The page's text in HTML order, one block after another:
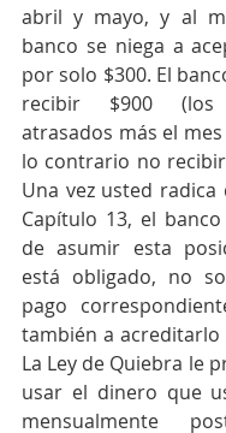
abril y mayo, y al
banco se niega a
por solo $300. El
recibir $900
atrasados más el
lo contrario no
Una vez usted
Capítulo 13, el
de asumir esta
está obligado, no
pago
también a acreditarlo
La Ley de Quiebra le
usar el dinero que
mensualmente